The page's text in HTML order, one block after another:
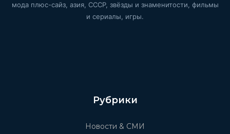
мода плюс-сайз, азия, СССР, звёзды и знаменитости, фильмы
и сериалы, игры.
Рубрики
Новости & СМИ